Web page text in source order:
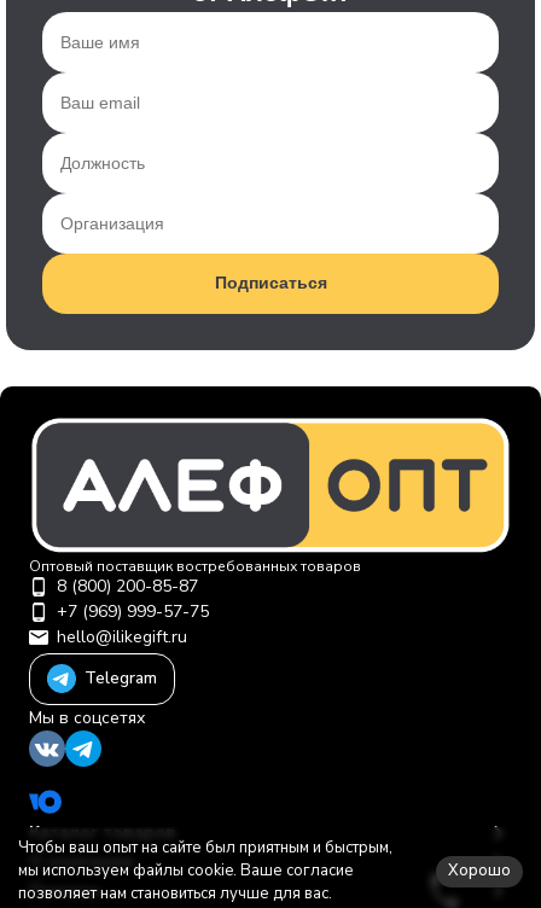
Подписаться
Оптовый поставщик востребованных товаров
8 (800) 200-85-87
+7 (969) 999-57-75
hello@ilikegift.ru
Telegram
Мы в соцсетях
Каталог товаров
О компании
Помощь
Чтобы ваш опыт на сайте был приятным и быстрым,
мы используем файлы cookie. Ваше согласие
позволяет нам становиться лучше для вас.
Хорошо